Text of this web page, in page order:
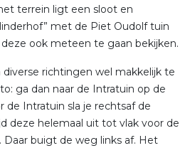
terrein ligt een sloot en
met de Piet Oudolf tuin
ook meteen te gaan bekijken.
diverse richtingen wel makkelijk te
ga dan naar de Intratuin op de
de Intratuin sla je rechtsaf de
deze helemaal uit tot vlak voor de
Daar buigt de weg links af. Het